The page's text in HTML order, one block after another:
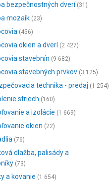
bezpečnostných dverí (31)
mozaík (23)
(456)
okien a dverí (2 427)
stavebnín (9 682)
stavebných prvkov (3 125)
technika - predaj (1 254)
striech (160)
a izolácie (1 669)
okien (22)
(76)
dlažba, palisády a
(73)
a kovanie (1 654)